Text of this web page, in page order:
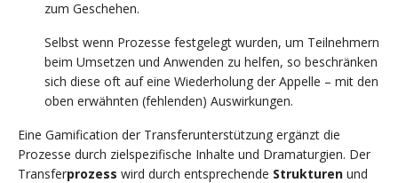
zum Geschehen.
Selbst wenn Prozesse festgelegt wurden, um Teilnehmern
beim Umsetzen und Anwenden zu helfen, so beschränken
sich diese oft auf eine Wiederholung der Appelle – mit den
oben erwähnten (fehlenden) Auswirkungen.
Eine Gamification der Transferunterstützung ergänzt die
Prozesse durch zielspezifische Inhalte und Dramaturgien. Der
Transferprozess wird durch entsprechende Strukturen und